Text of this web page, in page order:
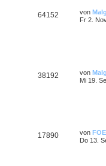
64152 von
Fr 2.
38192 von
Mi 19.
17890 von FOE
Do 13.